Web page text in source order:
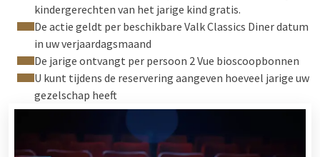
kindergerechten van het jarige kind gratis.
De actie geldt per beschikbare Valk Classics Diner datum
in uw verjaardagsmaand
De jarige ontvangt per persoon 2 Vue bioscoopbonnen
U kunt tijdens de reservering aangeven hoeveel jarige uw
gezelschap heeft